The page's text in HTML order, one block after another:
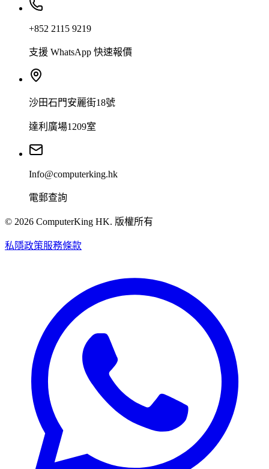
+852 2115 9219
支援 WhatsApp 快速報價
沙田石門安麗街18號
達利廣場1209室
Info@computerking.hk
電郵查詢
© 2026 ComputerKing HK. 版權所有
私隱政策服務條款